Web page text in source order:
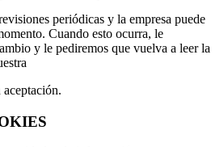
periódicas y la empresa puede
Cuando esto ocurra, le
y le pediremos que vuelva a leer la